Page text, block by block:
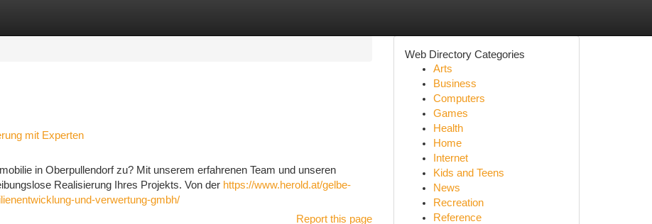
mit Experten
in Oberpullendorf zu? Mit unserem erfahrenen Team und unseren
Realisierung Ihres Projekts. Von der https://www.herold.at/gelbe-
und-verwertung-gmbh/
Report this page
Web Directory Categories
Arts
Business
Computers
Games
Health
Home
Internet
Kids and Teens
News
Recreation
Reference